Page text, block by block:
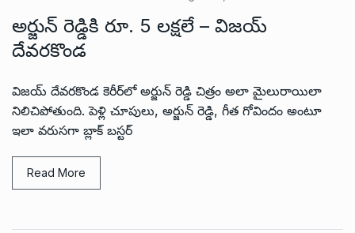
అర్జున్ రెడ్డికి రూ. 5 లక్షలే – విజయ్
దేవరకొండ
విజయ్ దేవరకొండ కెరీర్‌లో అర్జున్ రెడ్డి చిత్రం అలా మైలురాయిలా
నిలిచిపోతుంది. పెళ్లి చూపులు, అర్జున్ రెడ్డి, గీత గోవిందం అంటూ
ఇలా వరుసగా బ్లాక్ బస్టర్
Read More